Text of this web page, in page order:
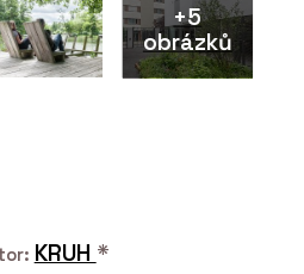
+5
obrázků
KRUH *